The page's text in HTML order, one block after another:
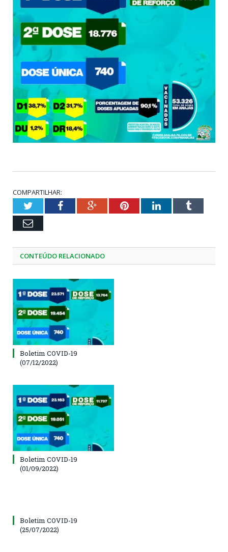
COMPARTILHAR:
TwitterFacebookGoogle+PinterestLinkedInTumblr
Email
CONTEÚDO RELACIONADO
Boletim COVID-19
(07/12/2022)
Boletim COVID-19
(01/09/2022)
Boletim COVID-19
(25/07/2022)